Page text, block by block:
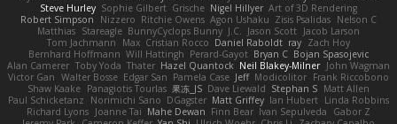
Steve Hurley Sophie Gilbert Grische Nigel Hillyer Art of 3D Rendering
Robert Simpson
Nizzero Ritchie Owens Agon Ushaku Zisis Psalidas Nelson C
Matthias Stareagle BunnyCyclops Bunny J.C. Jason Scott Jacob Larson
Tom Jachmann
Max Cristian Rocco Daniel Raboldt ray Zach Hoy
Bernhard Hoffmann Will Hattingh Perard-Gayot Bryan C Bojan Spasojevic
Alan Camerer Toby Yoda Thater Hazel Quantock Neil Blakey-Milner John Wagman
Victor Gan Walter Bosse Edgar San Pamela Case Jeff Modicolitor Frank Riccobono
Shaw Kaake Panagiotis Tourlas 果冻_JS Dave Liewald Stephan S Matt Allen
Paul Schicketanz
Norimichi Sano DGagster Matt Griffey Ian Hubert Linda Robbins
Richard Lyons Joanne Tai Mahe Dewan Finn Bear Ivan Sepulveda
Gabor Z